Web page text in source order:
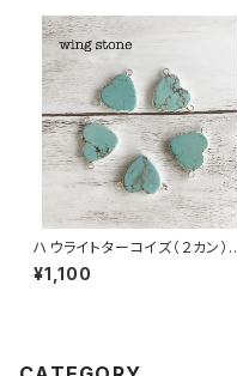
ハウライトターコイズ（２カン）
ルバー
¥1,100